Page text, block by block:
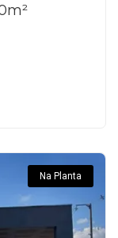
Na Planta